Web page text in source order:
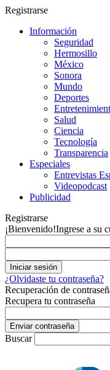
Registrarse
Información
Seguridad
Hermosillo
México
Sonora
Mundo
Deportes
Salud
Ciencia
Tecnología
Transparencia
Especiales
Entrevistas
Videopodcast
Publicidad
Registrarse
¡Bienvenido!Ingrese a su
¿Olvidaste tu contraseña?
Recuperación de
Recupera tu contraseña
Buscar